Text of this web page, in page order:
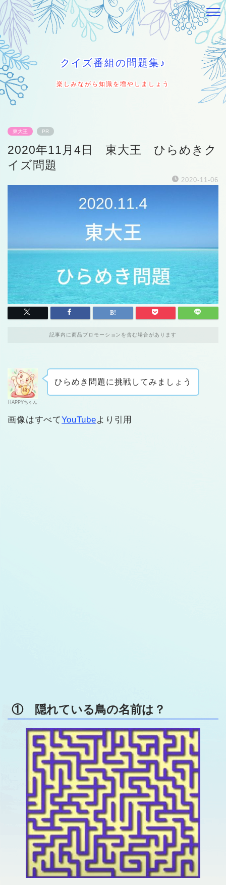
クイズ番組の問題集♪
楽しみながら知識を増やしましょう
東大王 PR
2020年11月4日 東大王 ひらめきク
イズ問題
2020-11-06
記事内に商品プロモーションを含む場合があります
HAPPYちゃん
ひらめき問題に挑戦してみましょう
画像はすべてYouTubeより引用
① 隠れている鳥の名前は？